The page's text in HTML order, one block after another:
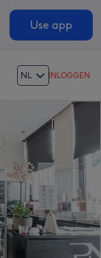
Use app
NL INLOGGEN